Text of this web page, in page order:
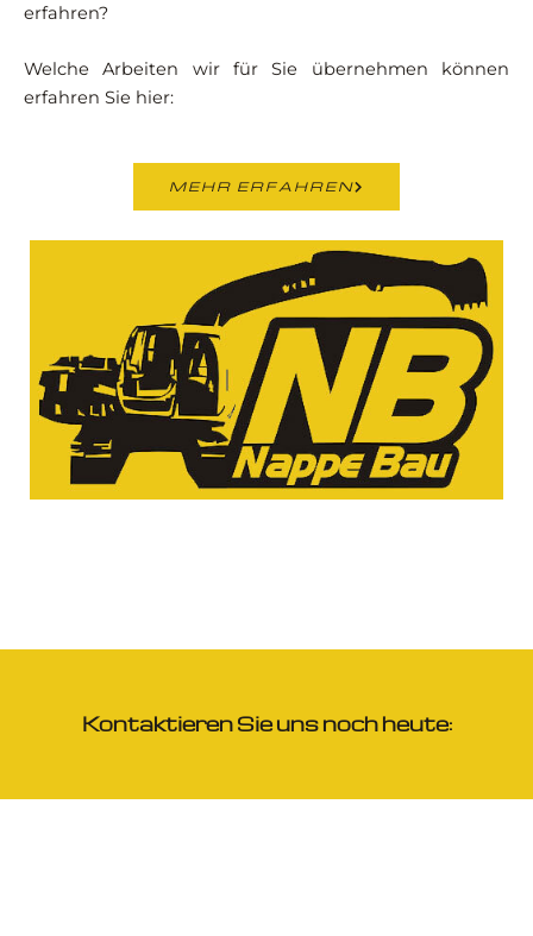
erfahren?
Welche Arbeiten wir für Sie übernehmen können
erfahren Sie hier:
MEHR ERFAHREN
Kontaktieren Sie uns noch heute: